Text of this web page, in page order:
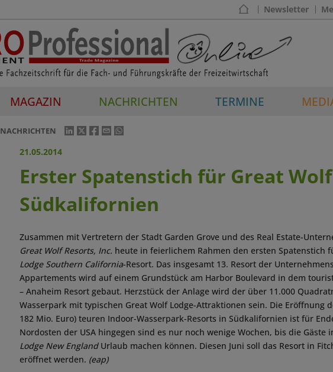
Newsletter
MAGAZIN NACHRICHTEN TERMINE
NACHRICHTEN
21.05.2014
Erster Spatenstich für Great
Südkalifornien
Zusammen mit Vertretern der Stadt Garden Grove und des Real Estate-
Great Wolf Resorts, Inc. heute in feierlichem Rahmen den ersten Spatenstich
Lodge Southern California-Resort. Das insgesamt 13. Resort der
Appartements wird auf einem Grundstück am Harbor Boulevard in dem
– Anaheim Resort gebaut. Herzstück der Anlage wird der über 11.000
Wasserpark mit typischen Great Wolf Lodge-Attraktionen sein. Die Eröffnung
182 Mio. Euro) teuren Indoor-Wasserpark-Resorts in Südkalifornien ist für
Nordosten der USA hingegen sind es nur noch wenige Wochen, bis die Gäste
Lodge New EnglandUrlaub machen können. Diesen Juni soll das Resort in
eröffnet werden. (eap)